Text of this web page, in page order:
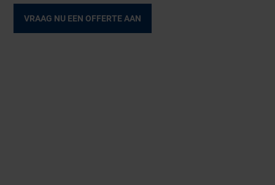
VRAAG NU EEN OFFERTE AAN